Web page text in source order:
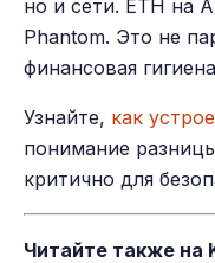
но и сети. ETH на
Phantom. Это не
финансовая
Узнайте, как
понимание
критично для
Читайте также на